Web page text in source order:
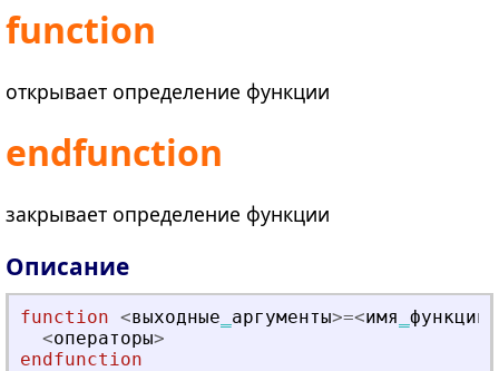
function
открывает определение функции
endfunction
закрывает определение функции
Описание
function <выходные аргументы>=<имя функции
<операторы>
endfunction